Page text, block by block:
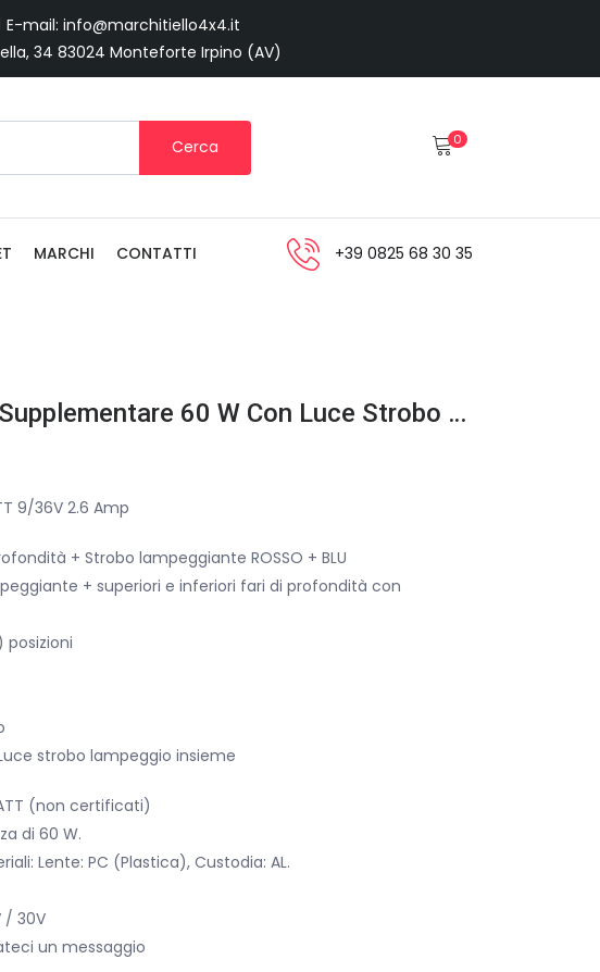
E-mail: info@marchitiello4x4.it
34 83024 Monteforte Irpino (AV)
Cerca 0
MARCHI CONTATTI +39 0825 68 30 35
Faro Barra Coppia Supplementare 60 W Con Luce Strobo Blu + Rosso
9/36V 2.6 Amp
+ Strobo lampeggiante ROSSO + BLU
+ superiori e inferiori fari di profondità con
posizioni
strobo lampeggio insieme
(non certificati)
di 60 W.
Lente: PC (Plastica), Custodia: AL.
/ 30V
un messaggio